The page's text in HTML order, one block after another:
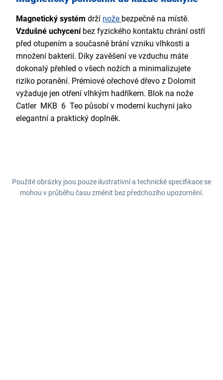
Magnetický systém drží nože bezpečně na místě.
Vzdušné uchyceníbez fyzického kontaktu chrání ostří
před otupením a současně brání vzniku vlhkosti a
množení bakterií. Díky zavěšení ve vzduchu máte
dokonalý přehled o všech nožích a minimalizujete
riziko poranění. Prémiové ořechové dřevo z Dolomit
vyžaduje jen otření vlhkým hadříkem. Blok na nože
Catler MKB 6 Teo působí v moderní kuchyni jako
elegantní a praktický doplněk.
Použité obrázky jsou pouze ilustrativní a technické specifikace se
mohou v průběhu času změnit bez předchozího upozornění.